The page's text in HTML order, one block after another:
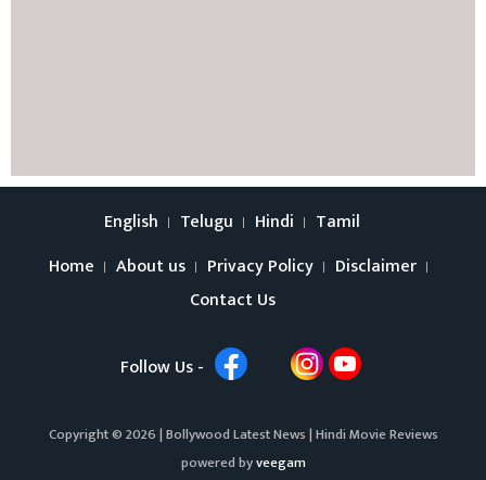
English Telugu Hindi
Tamil
Home
About us Privacy Policy
Disclaimer
Contact Us
Follow Us -
Copyright © 2026 |Bollywood Latest News|Hindi Movie Reviews
powered byveegam